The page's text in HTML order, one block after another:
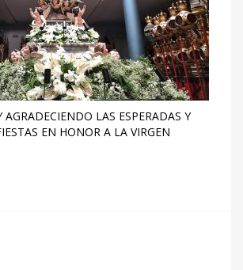
LAS ESPERADAS Y
EN HONOR A LA VIRGEN